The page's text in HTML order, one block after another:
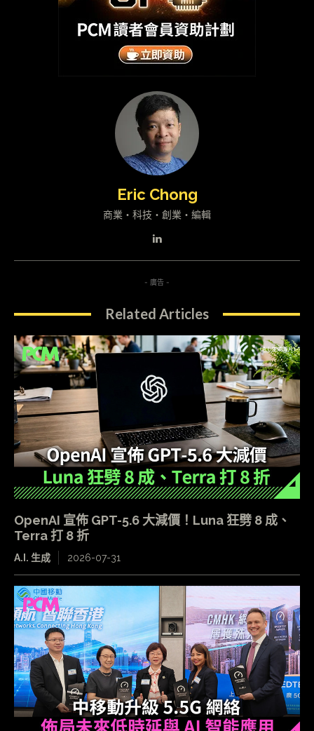
Eric Chong
商業・科技・創業・編輯
- 廣告 -
Related Articles
OpenAI 宣佈 GPT-5.6 大減價！Luna 狂劈 8 成、
Terra 打 8 折
A.I. 生成 2026-07-31